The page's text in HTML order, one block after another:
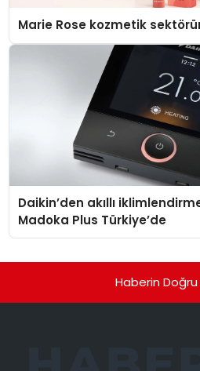
Marie Rose kozmetik
Daikin’den akıllı
Madoka Plus Türkiye’de
Haberin